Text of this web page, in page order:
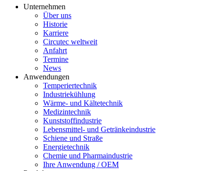
Unternehmen
Über uns
Historie
Karriere
Circutec weltweit
Anfahrt
Termine
News
Anwendungen
Temperiertechnik
Industriekühlung
Wärme- und Kältetechnik
Medizintechnik
Kunststoffindustrie
Lebensmittel- und Getränkeindustrie
Schiene und Straße
Energietechnik
Chemie und Pharmaindustrie
Ihre Anwendung / OEM